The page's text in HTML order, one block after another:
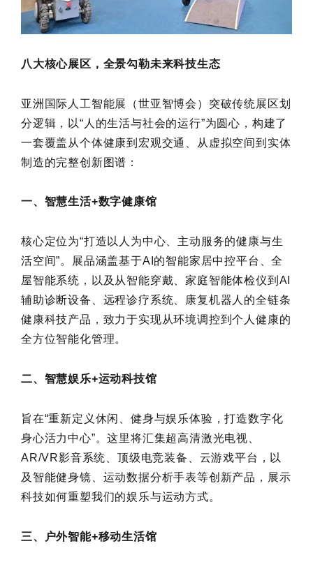
八大核心展区，全景勾勒未来科技生态
亚洲国际人工智能展（世亚智博会）突破传统展区划
分逻辑，以“人的生活与社会的运行”为圆心，构建了
一套覆盖从个体健康到宏观交通、从虚拟空间到实体
制造的完整创新图谱：
一、智慧生活+数字健康馆
核心定位为“打造以人为中心、主动服务的健康与生
活空间”。展品涵盖基于AI的智能家居中控平台、全
屋智能系统，以及从智能穿戴、家庭智能体检仪到AI
辅助诊断设备、远程诊疗系统、康复机器人的全链条
健康科技产品，致力于实现从环境调控到个人健康的
全方位智能化管理。
二、智慧娱乐+运动科技馆
旨在“重新定义休闲、健身与娱乐体验，打造数字化
身心活力中心”。这里将汇集超高清激光电视、
AR/VR影音系统、顶级电竞装备、云游戏平台，以
及智能健身镜、运动数据分析手表等创新产品，展示
科技如何重塑我们的娱乐与运动方式。
三、户外智能+移动生活馆